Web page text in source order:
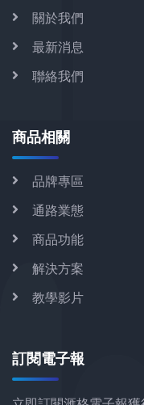
關於我們
最新消息
聯絡我們
商品相關
品牌專區
通路業態
商品功能
解決方案
教學影片
訂閱電子報